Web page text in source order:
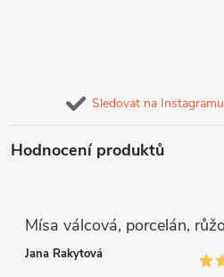
Sledovat na Instagramu
Hodnocení produktů
Jana Rakytová